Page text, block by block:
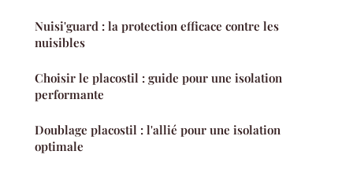
Nuisi'guard : la protection efficace contre les
nuisibles
Choisir le placostil : guide pour une isolation
performante
Doublage placostil : l'allié pour une isolation
optimale